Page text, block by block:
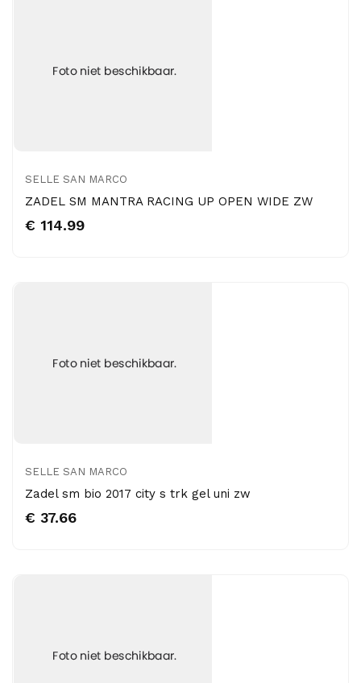
SELLE SAN MARCO
ZADEL SM MANTRA RACING UP OPEN WIDE ZW
€ 114.99
SELLE SAN MARCO
Zadel sm bio 2017 city s trk gel uni zw
€ 37.66